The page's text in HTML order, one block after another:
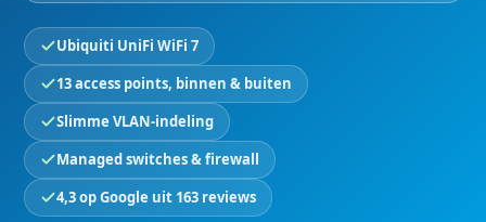
Ubiquiti UniFi WiFi 7
13 access points, binnen & buiten
Slimme VLAN-indeling
Managed switches & firewall
4,3 op Google uit 163 reviews